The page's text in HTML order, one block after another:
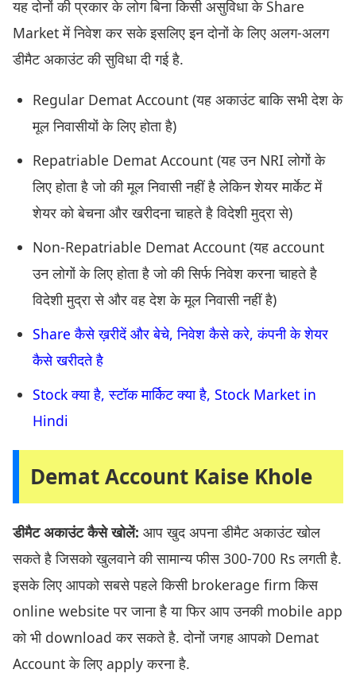
यह दोनों की प्रकार के लोग बिना किसी असुविधा के Share
Market में निवेश कर सके इसलिए इन दोनों के लिए अलग-अलग
डीमैट अकाउंट की सुविधा दी गई है.
Regular Demat Account (यह अकाउंट बाकि सभी देश के
मूल निवासीयों के लिए होता है)
Repatriable Demat Account (यह उन NRI लोगों के
लिए होता है जो की मूल निवासी नहीं है लेकिन शेयर मार्केट में
शेयर को बेचना और खरीदना चाहते है विदेशी मुद्रा से)
Non-Repatriable Demat Account (यह account
उन लोगों के लिए होता है जो की सिर्फ निवेश करना चाहते है
विदेशी मुद्रा से और वह देश के मूल निवासी नहीं है)
Share कैसे ख़रीदें और बेचे, निवेश कैसे करे, कंपनी के शेयर
कैसे खरीदते है
Stock क्या है, स्टॉक मार्किट क्या है, Stock Market in
Hindi
Demat Account Kaise Khole
डीमैट अकाउंट कैसे खोलें: आप खुद अपना डीमैट अकाउंट खोल
सकते है जिसको खुलवाने की सामान्य फीस 300-700 Rs लगती है.
इसके लिए आपको सबसे पहले किसी brokerage firm किस
online website पर जाना है या फिर आप उनकी mobile app
को भी download कर सकते है. दोनों जगह आपको Demat
Account के लिए apply करना है.